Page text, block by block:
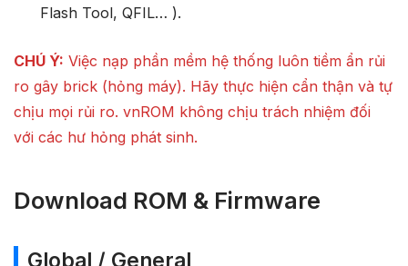
Flash Tool, QFIL… ).
CHÚ Ý: Việc nạp phần mềm hệ thống luôn tiềm ẩn rủi
ro gây brick (hỏng máy). Hãy thực hiện cẩn thận và tự
chịu mọi rủi ro. vnROM không chịu trách nhiệm đối
với các hư hỏng phát sinh.
Download ROM & Firmware
Global / General